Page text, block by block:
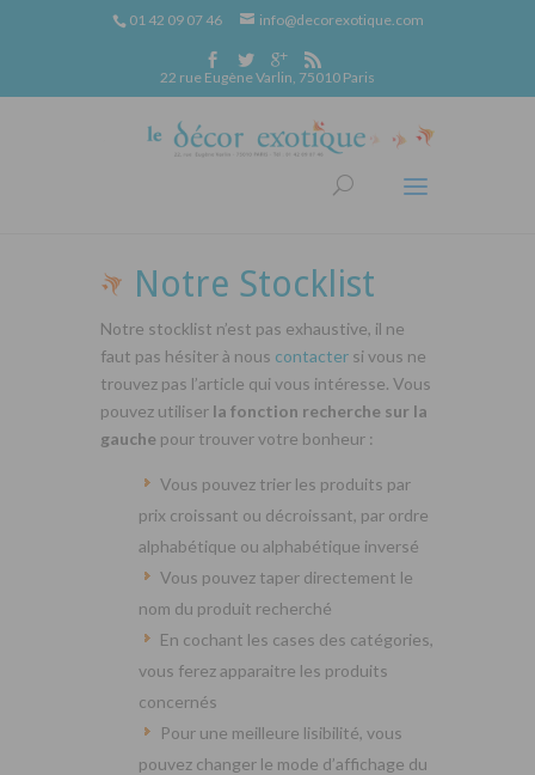
01 42 09 07 46 info@decorexotique.com
22 rue Eugène Varlin, 75010 Paris
Notre Stocklist
Notre stocklist n’est pas exhaustive, il ne
faut pas hésiter à nous contacter si vous ne
trouvez pas l’article qui vous intéresse. Vous
pouvez utiliser la fonction recherche sur la
gauche pour trouver votre bonheur :
Vous pouvez trier les produits par
prix croissant ou décroissant, par ordre
alphabétique ou alphabétique inversé
Vous pouvez taper directement le
nom du produit recherché
En cochant les cases des catégories,
vous ferez apparaitre les produits
concernés
Pour une meilleure lisibilité, vous
pouvez changer le mode d’affichage du